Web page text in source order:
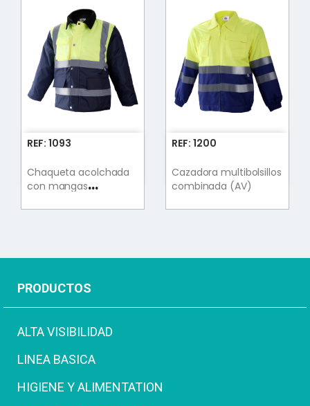
REF: 1093
Chaqueta acolchada
con mangas
REF: 1200
Cazadora multibolsillos
combinada (AV)
PRODUCTOS
ALTA VISIBILIDAD
LINEA BASICA
HIGIENE Y ALIMENTATION